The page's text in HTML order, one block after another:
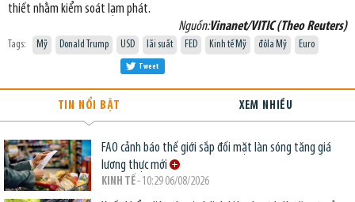
thiết nhằm kiểm soát lạm phát.
Nguồn:Vinanet/VITIC (Theo Reuters)
Tags: Mỹ Donald Trump USD lãi suất FED Kinh tế Mỹ đôla Mỹ Euro
Tweet
TIN NỔI BẬT XEM NHIỀU
FAO cảnh báo thế giới sắp đối mặt làn sóng tăng giá
lương thực mới
KINH TẾ- 10:29 06/08/2026